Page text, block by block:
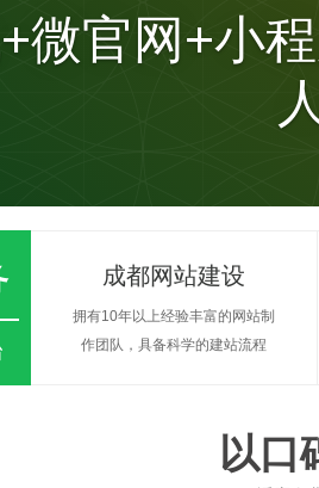
微官网+小
成都网站建设
拥有10年以上经验丰富的网站制
作团队，具备科学的建站流程
以口